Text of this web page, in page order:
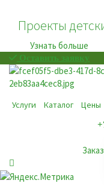
Проекты
Узнать больше
Оставить заявку
Услуги Каталог Цены